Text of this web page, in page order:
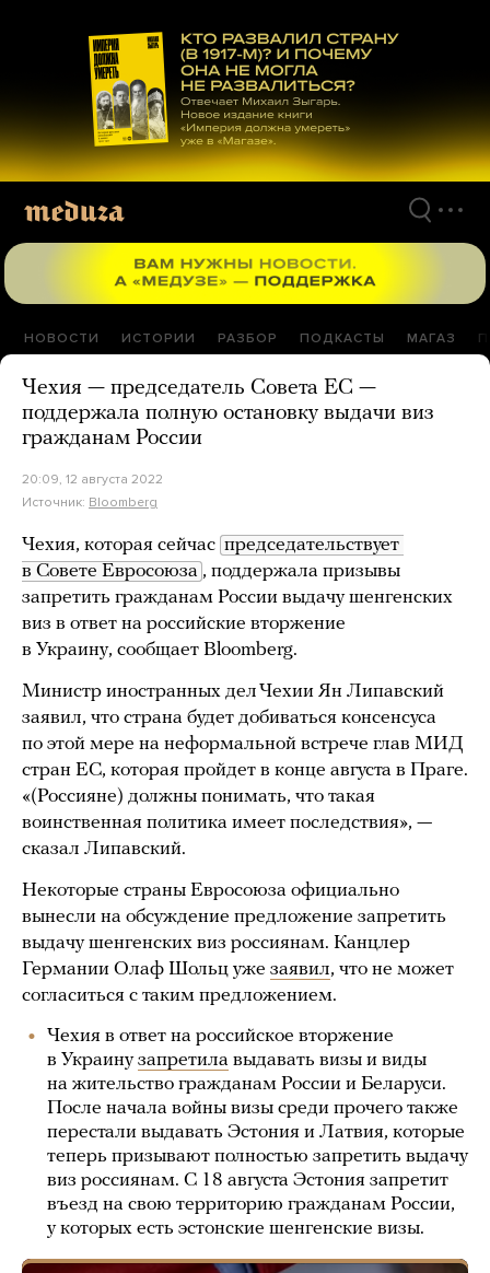
материалам
НОВОСТИ ИСТОРИИ РАЗБОР ПОДКАСТЫ МАГАЗ
Чехия — председатель Совета ЕС —
поддержала полную остановку выдачи виз
гражданам России
20:09, 12 августа 2022
Источник: Bloomberg
Чехия, которая сейчас председательствует
в Совете Евросоюза , поддержала призывы
запретить гражданам России выдачу шенгенских
виз в ответ на российские вторжение
в Украину, сообщает Bloomberg.
Министр иностранных дел Чехии Ян Липавский
заявил, что страна будет добиваться консенсуса
по этой мере на неформальной встрече глав МИД
стран ЕС, которая пройдет в конце августа в Праге.
«(Россияне) должны понимать, что такая
воинственная политика имеет последствия», —
сказал Липавский.
Некоторые страны Евросоюза официально
вынесли на обсуждение предложение запретить
выдачу шенгенских виз россиянам. Канцлер
Германии Олаф Шольц уже заявил, что не может
согласиться с таким предложением.
Чехия в ответ на российское вторжение
в Украинузапретила выдавать визы и виды
на жительство гражданам России и Беларуси.
После начала войны визы среди прочего также
перестали выдавать Эстония и Латвия, которые
теперь призывают полностью запретить выдачу
виз россиянам. С 18 августа Эстония запретит
въезд на свою территорию гражданам России,
у которых есть эстонские шенгенские визы.